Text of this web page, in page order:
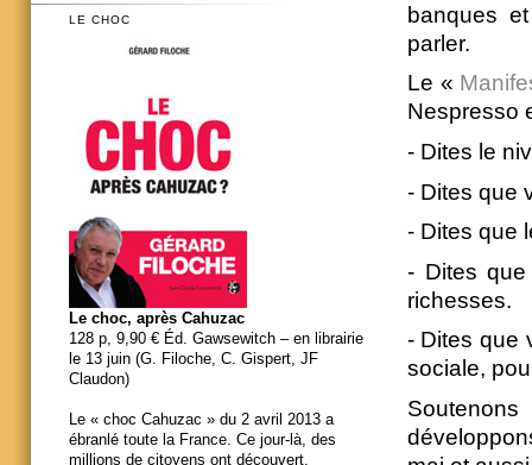
banques
parler.
Le «
Nespresso
- Dites le
- Dites que
- Dites que
- Dites
richesses.
- Dites que
sociale,
LE CHOC
Le choc, après Cahuzac
128 p, 9,90 € Éd. Gawsewitch – en librairie
le 13 juin (G. Filoche, C. Gispert, JF
Claudon)
Le « choc Cahuzac » du 2 avril 2013 a
ébranlé toute la France. Ce jour-là, des
millions de citoyens ont découvert,